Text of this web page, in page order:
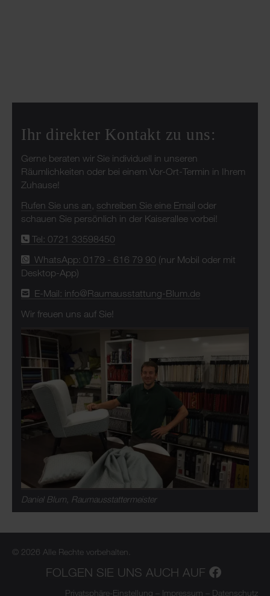
Ihr direkter Kontakt zu uns:
Gerne beraten wir Sie individuell in unseren
Räumlichkeiten oder bei einem Vor-Ort-Termin in Ihrem
Zuhause!
Rufen Sie uns an, schreiben Sie eine Email oder
schauen Sie persönlich in der Kaiserallee vorbei!
Tel: 0721 33598450
WhatsApp: 0179 - 616 79 90 (nur Mobil oder mit
Desktop-App)
E-Mail: info@Raumausstattung-Blum.de
Wir freuen uns auf Sie!
Daniel Blum, Raumausstattermeister
© 2026 Alle Rechte vorbehalten.
FOLGEN SIE UNS AUCH AUF
Privatsphäre-Einstellung – Impressum – Datenschutz